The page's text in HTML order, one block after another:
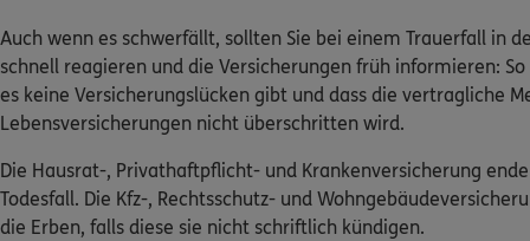
Auch wenn es schwerfällt, sollten Sie bei einem Trauerfall in
schnell reagieren und die Versicherungen früh informieren: So
es keine Versicherungslücken gibt und dass die vertragliche
Lebensversicherungen nicht überschritten wird.
Die Hausrat-, Privathaftpflicht- und Krankenversicherung
Todesfall. Die Kfz-, Rechtsschutz- und
die Erben, falls diese sie nicht schriftlich kündigen.